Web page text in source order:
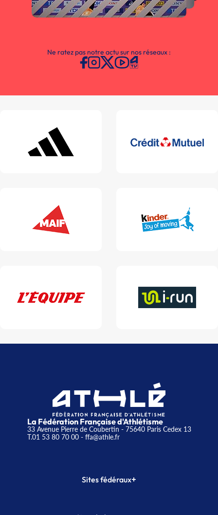
Ne ratez pas notre actu sur nos réseaux :
La Fédération Française d'Athlétisme
33 Avenue Pierre de Coubertin - 75640 Paris Cedex 13
T.01 53 80 70 00- ffa@athle.fr
Sites fédéraux+